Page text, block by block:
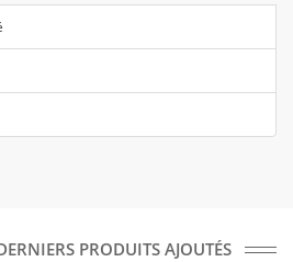
PRODUITS AJOUTÉS